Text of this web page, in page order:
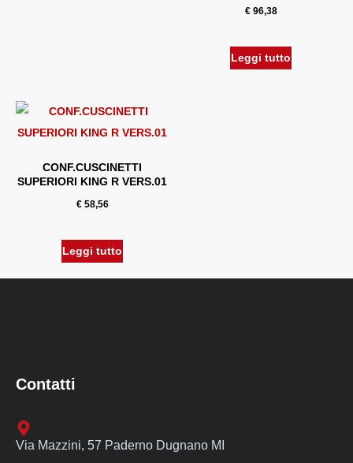
€96,38
Leggi tutto
CONF.CUSCINETTI
SUPERIORI KING R VERS.01
€58,56
Leggi tutto
Contatti
Via Mazzini, 57 Paderno Dugnano MI